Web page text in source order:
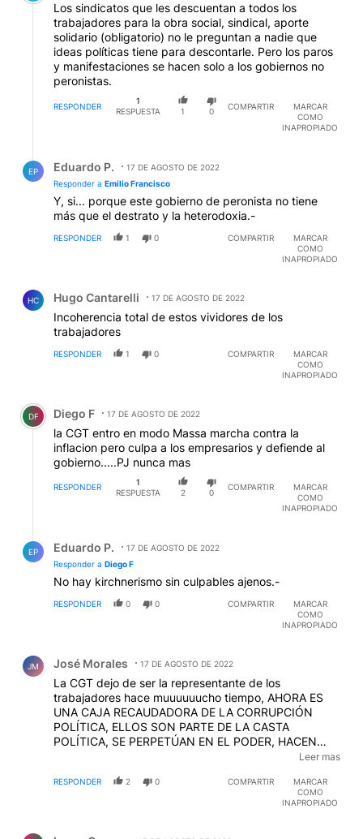
Los sindicatos que les descuentan a todos los
trabajadores para la obra social, sindical, aporte
solidario (obligatorio) no le preguntan a nadie que
ideas políticas tiene para descontarle. Pero los paros
y manifestaciones se hacen solo a los gobiernos no
peronistas.
RESPONDER
1
RESPUESTA
1 0
COMPARTIR
MARCAR
COMO
INAPROPIADO
EP Eduardo P.
17 DE AGOSTO DE 2022
Responder a Emilio Francisco
Y, si... porque este gobierno de peronista no tiene
más que el destrato y la heterodoxia.-
RESPONDER 1 0 COMPARTIR
MARCAR
COMO
INAPROPIADO
HC Hugo Cantarelli 17 DE AGOSTO DE 2022
Incoherencia total de estos vividores de los
trabajadores
RESPONDER 1 0 COMPARTIR
MARCAR
COMO
INAPROPIADO
Comentario de Diego F.
DF Diego F 17 DE AGOSTO DE 2022
la CGT entro en modo Massa marcha contra la
inflacion pero culpa a los empresarios y defiende al
gobierno.....PJ nunca mas
RESPONDER
1
RESPUESTA
2 0
COMPARTIR
MARCAR
COMO
INAPROPIADO
EP Eduardo P.
17 DE AGOSTO DE 2022
Responder a Diego F
No hay kirchnerismo sin culpables ajenos.-
RESPONDER 0 0 COMPARTIR
MARCAR
COMO
INAPROPIADO
JM José Morales 17 DE AGOSTO DE 2022
La CGT dejo de ser la representante de los
trabajadores hace muuuuuucho tiempo, AHORA ES
UNA CAJA RECAUDADORA DE LA CORRUPCIÓN
POLÍTICA, ELLOS SON PARTE DE LA CASTA
POLÍTICA, SE PERPETÚAN EN EL PODER, HACEN
CAPACIDAD PARA DESTRUIR A LOS QUE DICEN
DEFENDER, LOS TRABAJADORES, el acto de hoy es
Leer mas
RESPONDER 2 0 COMPARTIR
MARCAR
COMO
INAPROPIADO